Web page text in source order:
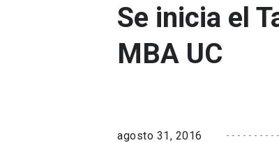
Se inicia el
MBA UC
agosto 31, 2016